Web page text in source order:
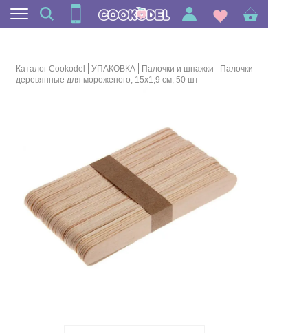
Каталог Cookodel УПАКОВКА Палочки и шпажки
Палочки
деревянные для мороженого, 15х1,9 см, 50 шт